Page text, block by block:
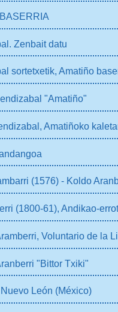
Zenbait datu
sortetxetik, Amatiño
"Amatiño"
Amatiñoko
(1576) - Koldo
(1800-61), Andikao-
Voluntario de la
"Bittor Txiki"
León (México)